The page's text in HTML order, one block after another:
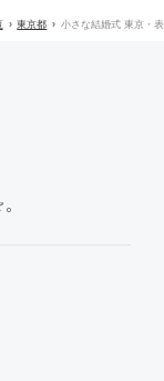
東京都 小さな結婚式 東京・